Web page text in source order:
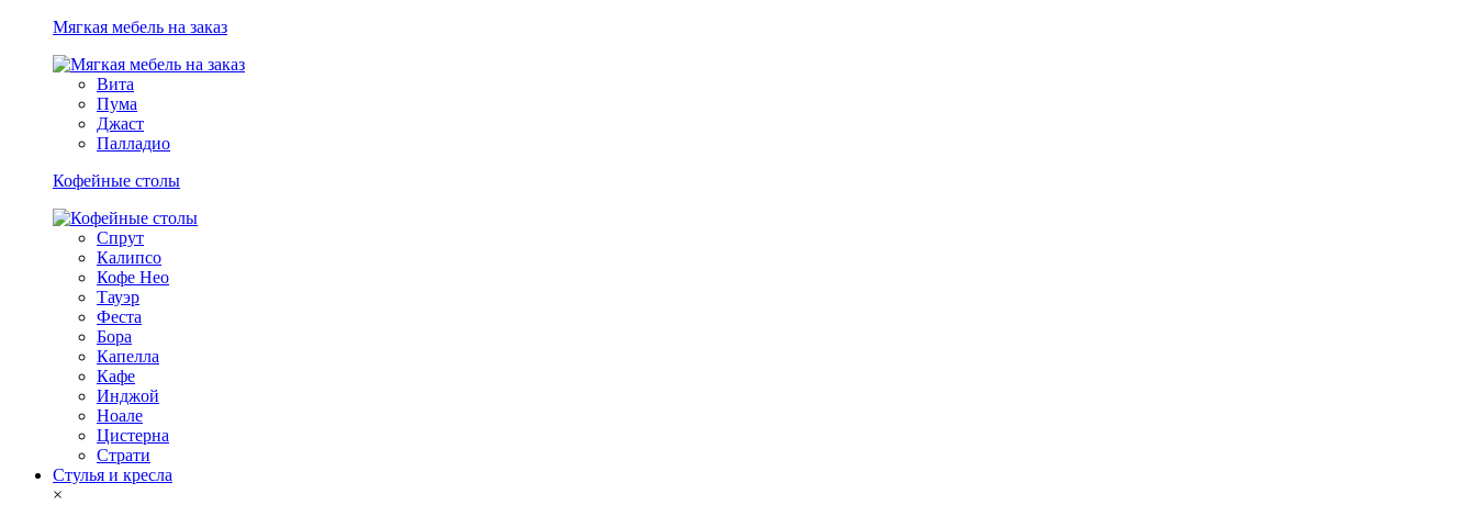
Мягкая мебель на заказ
Вита
Пума
Джаст
Палладио
Кофейные столы
Спрут
Калипсо
Кофе Нео
Тауэр
Феста
Бора
Капелла
Кафе
Инджой
Ноале
Цистерна
Страти
Стулья и кресла
×